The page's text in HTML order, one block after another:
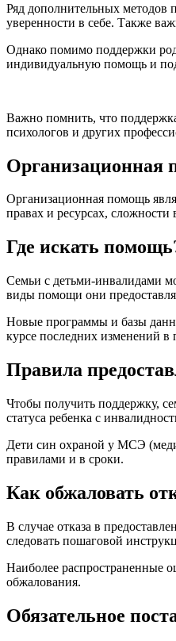
Ряд дополнительных методов
уверенности в себе. Также
Однако помимо поддержки
индивидуальную помощь и
Важно помнить, что
психологов и других
Организационная
Организационная помощь
правах и ресурсах,
Где искать
Семьи с детьми-инвалидами
виды помощи они
Новые программы и базы
курсе последних изменений
Правила
Чтобы получить поддержку,
статуса ребенка с
Дети син охраной у МСЭ
правилами и в сроки.
Как обжаловать
В случае отказа в
следовать пошаговой
Наиболее распространенные
обжалования.
Обязательное